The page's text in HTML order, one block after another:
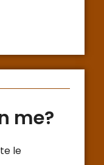
me?
le